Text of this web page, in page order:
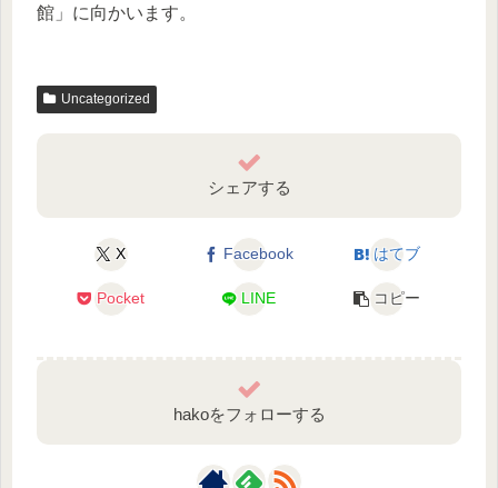
館」に向かいます。
Uncategorized
シェアする
X Facebook はてブ
Pocket LINE コピー
hakoをフォローする